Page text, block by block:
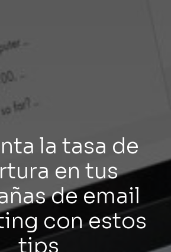
la tasa de
en tus
de email
con estos
tips